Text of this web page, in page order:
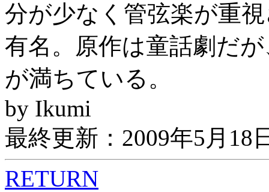
分が少なく管弦楽が重
有名。原作は童話劇だ
が満ちている。
by Ikumi
最終更新：2009年5月18
RETURN